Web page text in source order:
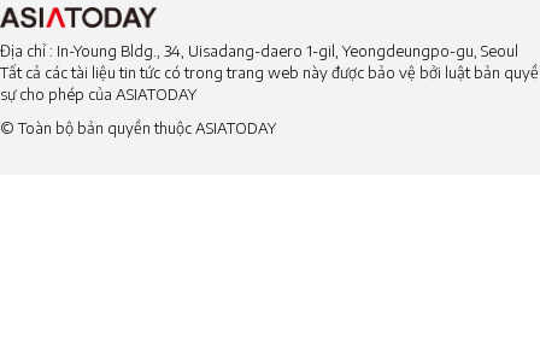
Địa chỉ : In-Young Bldg., 34, Uisadang-daero 1-gil, Yeongdeungpo-gu, Seoul
Tất cả các tài liệu tin tức có trong trang web này được bảo vệ bởi luật bản
sự cho phép của ASIATODAY
© Toàn bộ bản quyền thuộc ASIATODAY